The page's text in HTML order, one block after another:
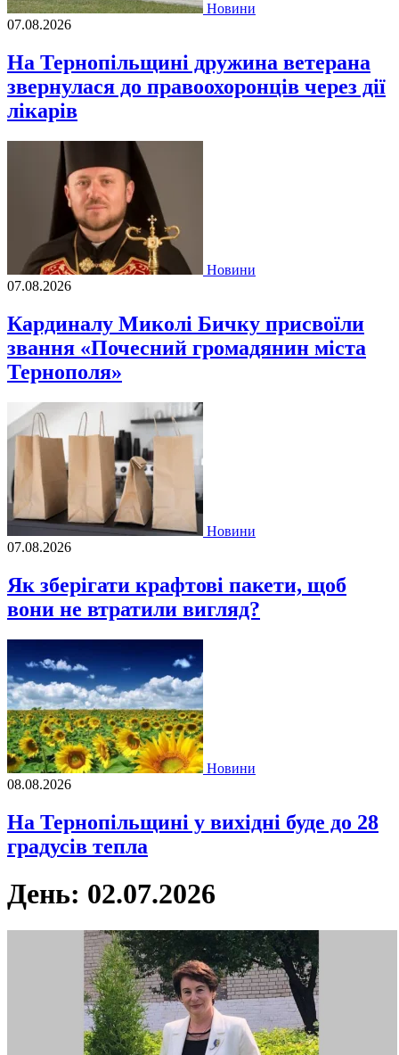
Новини
07.08.2026
На Тернопільщині дружина ветерана
звернулася до правоохоронців через дії
лікарів
Новини
07.08.2026
Кардиналу Миколі Бичку присвоїли
звання «Почесний громадянин міста
Тернополя»
Новини
07.08.2026
Як зберігати крафтові пакети, щоб
вони не втратили вигляд?
Новини
08.08.2026
На Тернопільщині у вихідні буде до 28
градусів тепла
День: 02.07.2026